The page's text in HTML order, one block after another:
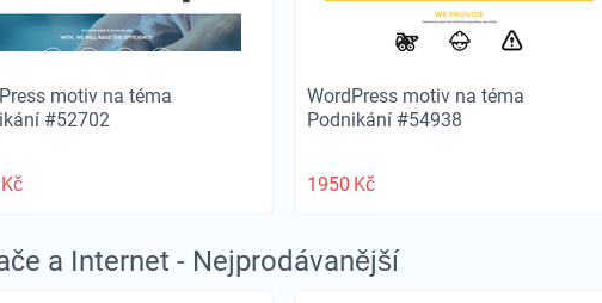
motiv na téma
#52702
Kč
WordPress motiv na téma
Podnikání #54938
1950 Kč
a Internet - Nejprodávanější